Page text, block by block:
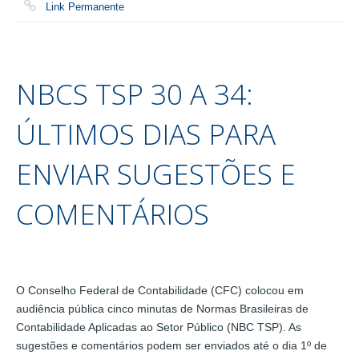
Link Permanente
NBCS TSP 30 A 34:
ÚLTIMOS DIAS PARA
ENVIAR SUGESTÕES E
COMENTÁRIOS
O Conselho Federal de Contabilidade (CFC) colocou em
audiência pública cinco minutas de Normas Brasileiras de
Contabilidade Aplicadas ao Setor Público (NBC TSP). As
sugestões e comentários podem ser enviados até o dia 1º de